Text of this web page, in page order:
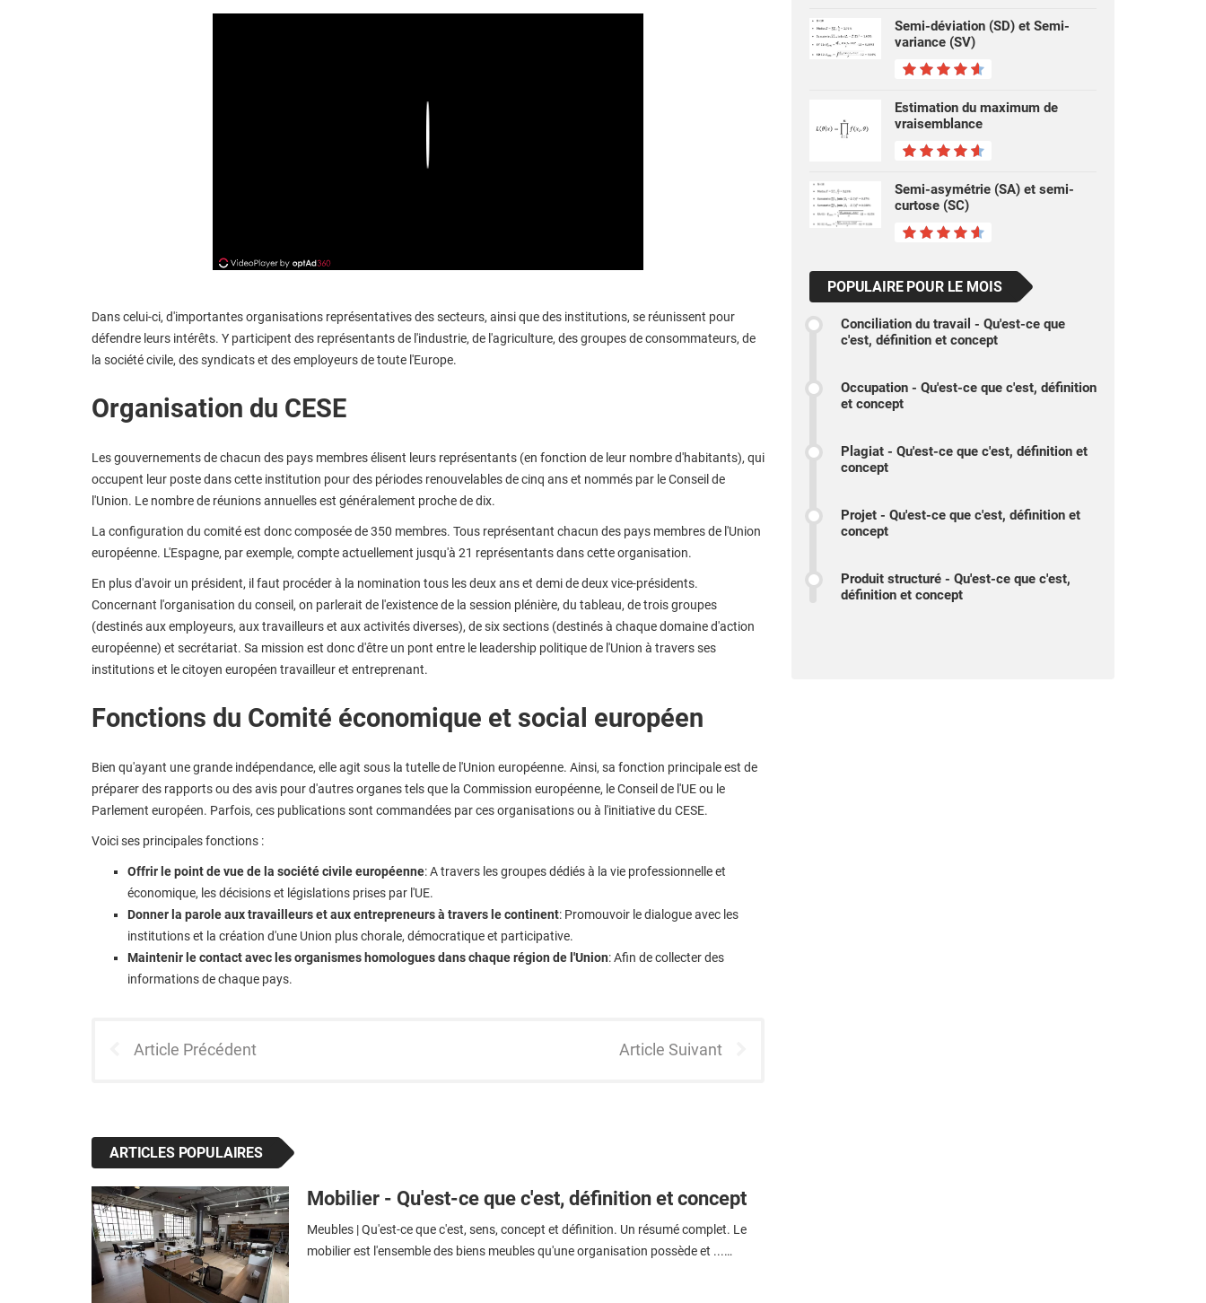
Dans celui-ci, d'importantes organisations représentatives des secteurs, ainsi que des institutions, se réunissent pour
défendre leurs intérêts. Y participent des représentants de l'industrie, de l'agriculture, des groupes de consommateurs, de
la société civile, des syndicats et des employeurs de toute l'Europe.
Organisation du CESE
Les gouvernements de chacun des pays membres élisent leurs représentants (en fonction de leur nombre d'habitants), qui
occupent leur poste dans cette institution pour des périodes renouvelables de cinq ans et nommés par le Conseil de
l'Union. Le nombre de réunions annuelles est généralement proche de dix.
La configuration du comité est donc composée de 350 membres. Tous représentant chacun des pays membres de l'Union
européenne. L'Espagne, par exemple, compte actuellement jusqu'à 21 représentants dans cette organisation.
En plus d'avoir un président, il faut procéder à la nomination tous les deux ans et demi de deux vice-présidents.
Concernant l'organisation du conseil, on parlerait de l'existence de la session plénière, du tableau, de trois groupes
(destinés aux employeurs, aux travailleurs et aux activités diverses), de six sections (destinés à chaque domaine d'action
européenne) et secrétariat. Sa mission est donc d'être un pont entre le leadership politique de l'Union à travers ses
institutions et le citoyen européen travailleur et entreprenant.
Fonctions du Comité économique et social européen
Bien qu'ayant une grande indépendance, elle agit sous la tutelle de l'Union européenne. Ainsi, sa fonction principale est de
préparer des rapports ou des avis pour d'autres organes tels que la Commission européenne, le Conseil de l'UE ou le
Parlement européen. Parfois, ces publications sont commandées par ces organisations ou à l'initiative du CESE.
Voici ses principales fonctions :
Offrir le point de vue de la société civile européenne: A travers les groupes dédiés à la vie professionnelle et
économique, les décisions et législations prises par l'UE.
Donner la parole aux travailleurs et aux entrepreneurs à travers le continent: Promouvoir le dialogue avec les
institutions et la création d'une Union plus chorale, démocratique et participative.
Maintenir le contact avec les organismes homologues dans chaque région de l'Union: Afin de collecter des
informations de chaque pays.
Article Précédent Article Suivant
ARTICLES POPULAIRES
Mobilier - Qu'est-ce que c'est, définition et concept
Meubles | Qu'est-ce que c'est, sens, concept et définition. Un résumé complet. Le
mobilier est l'ensemble des biens meubles qu'une organisation possède et ...…
Semi-déviation (SD) et Semi-
variance (SV)
Estimation du maximum de
vraisemblance
Semi-asymétrie (SA) et semi-
curtose (SC)
POPULAIRE POUR LE MOIS
Conciliation du travail - Qu'est-ce que
c'est, définition et concept
Occupation - Qu'est-ce que c'est, définition
et concept
Plagiat - Qu'est-ce que c'est, définition et
concept
Projet - Qu'est-ce que c'est, définition et
concept
Produit structuré - Qu'est-ce que c'est,
définition et concept